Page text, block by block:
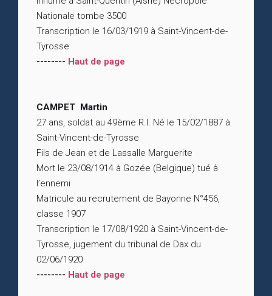
Nationale tombe 3500
Transcription le 16/03/1919 à Saint-Vincent-de-
Tyrosse
-------- Haut de page
CAMPET Martin
27 ans, soldat au 49ème R.I. Né le 15/02/1887 à
Saint-Vincent-de-Tyrosse
Fils de Jean et de Lassalle Marguerite
Mort le 23/08/1914 à Gozée (Belgique) tué à
l’ennemi
Matricule au recrutement de Bayonne N°456,
classe 1907
Transcription le 17/08/1920 à Saint-Vincent-de-
Tyrosse, jugement du tribunal de Dax du
02/06/1920
-------- Haut de page